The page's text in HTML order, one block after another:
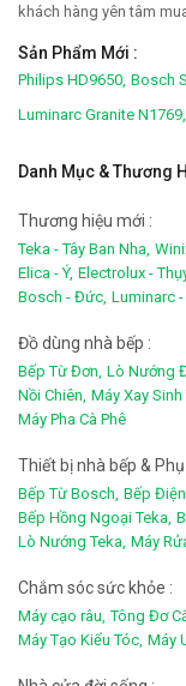
khách hàng yên tâm
Sản Phẩm Mới :
Philips HD9650, Bosch
Luminarc Granite N1769,
Danh Mục & Thương
Thương hiệu mới :
Teka - Tây Ban Nha,
Elica - Ý, Electrolux -
Bosch - Đức, Luminarc -
Đồ dùng nhà bếp :
Bếp Từ Đơn, Lò Nướng
Nồi Chiên, Máy Xay Sinh
Máy Pha Cà Phê
Thiết bị nhà bếp & Phụ
Bếp Từ Bosch, Bếp
Bếp Hồng Ngoại Teka,
Lò Nướng Teka, Máy
Chắm sóc sức khỏe :
Máy cạo râu, Tông Đơ
Máy Tạo Kiểu Tóc, Máy